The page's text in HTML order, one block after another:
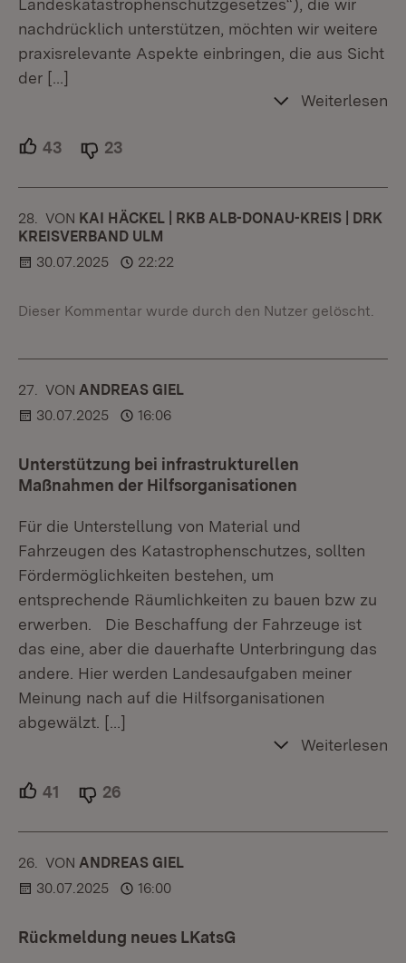
Landeskatastrophenschutzgesetzes“), die wir
nachdrücklich unterstützen, möchten wir weitere
praxisrelevante Aspekte einbringen, die aus Sicht
der […]
Weiterlesen
43 Unterstützer.
23
28. KOMMENTAR
VON :KAI HÄCKEL | RKB ALB-DONAU-KREIS | DRK
KREISVERBAND ULM
30.07.2025
22:22
Dieser Kommentar wurde durch den Nutzer gelöscht.
27. KOMMENTAR
VON :ANDREAS GIEL
30.07.2025
16:06
Unterstützung bei infrastrukturellen
Maßnahmen der Hilfsorganisationen
Für die Unterstellung von Material und
Fahrzeugen des Katastrophenschutzes, sollten
Fördermöglichkeiten bestehen, um
entsprechende Räumlichkeiten zu bauen bzw zu
erwerben. Die Beschaffung der Fahrzeuge ist
das eine, aber die dauerhafte Unterbringung das
andere. Hier werden Landesaufgaben meiner
Meinung nach auf die Hilfsorganisationen
abgewälzt. […]
Weiterlesen
41 Unterstützer.
26
26. KOMMENTAR
VON :ANDREAS GIEL
30.07.2025
16:00
Rückmeldung neues LKatsG